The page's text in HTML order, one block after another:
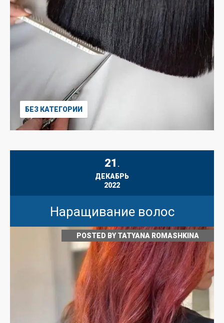
БЕЗ КАТЕГОРИИ
21 .
ДЕКАБРЬ
2022
Наращивание волос
POSTED BYTATYANA ROMASHKINA